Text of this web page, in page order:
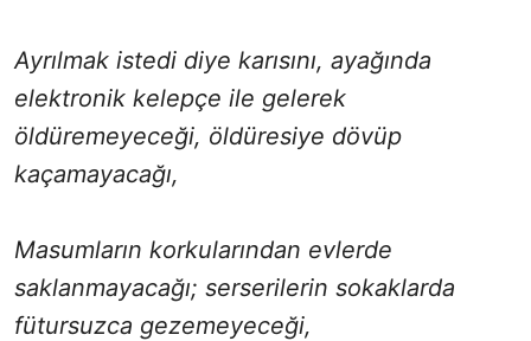
Ayrılmak istedi diye karısını, ayağında
elektronik kelepçe ile gelerek
öldüremeyeceği, öldüresiye dövüp
kaçamayacağı,
Masumların korkularından evlerde
saklanmayacağı; serserilerin sokaklarda
fütursuzca gezemeyeceği,